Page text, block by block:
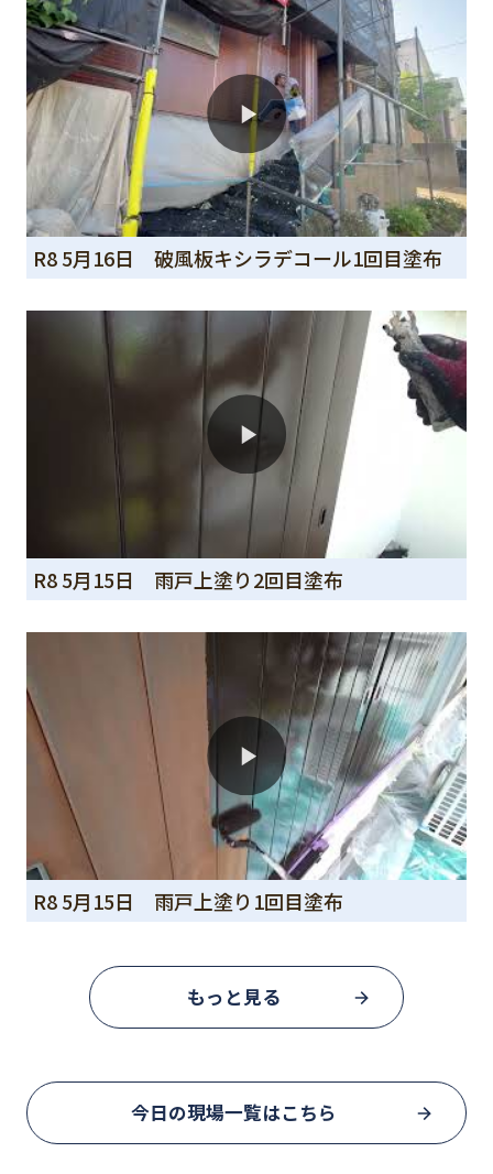
R8 5月16日 破風板キシラデコール1回目塗布
R8 5月15日 雨戸上塗り2回目塗布
R8 5月15日 雨戸上塗り1回目塗布
もっと見る
今日の現場一覧はこちら